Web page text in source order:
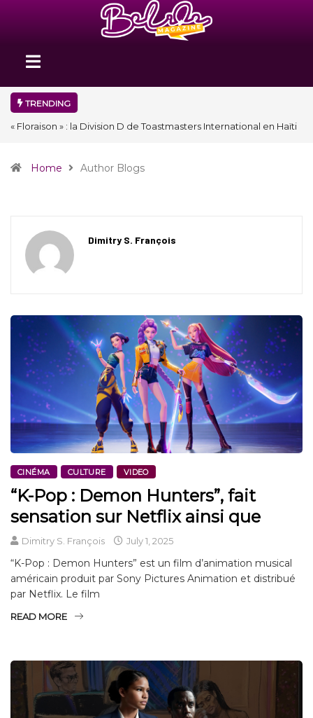
TRENDING
« Floraison » : la Division D de Toastmasters International en Haïti
Home Author Blogs
Dimitry S. François
CINÉMA CULTURE VIDEO
“K-Pop : Demon Hunters”, fait
sensation sur Netflix ainsi que
Dimitry S. François July 1, 2025
“K-Pop : Demon Hunters” est un film d’animation musical
américain produit par Sony Pictures Animation et distribué
par Netflix. Le film
READ MORE